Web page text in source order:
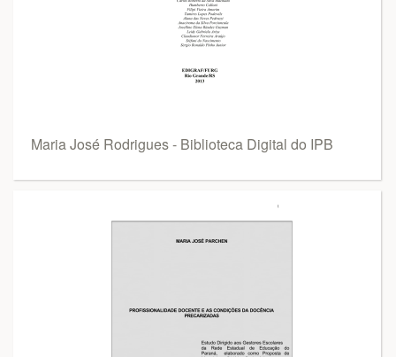
Maria José Rodrigues - Biblioteca Digital do IPB